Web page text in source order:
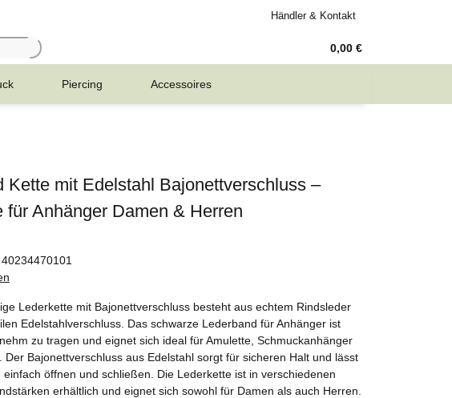
Händler & Kontakt
0,00 €
Piercing Accessoires
Kette mit Edelstahl Bajonettverschluss –
für Anhänger Damen & Herren
40234470101
Lederkette mit Bajonettverschluss besteht aus echtem Rindsleder
Edelstahlverschluss. Das schwarze Lederband für Anhänger ist
zu tragen und eignet sich ideal für Amulette, Schmuckanhänger
Der Bajonettverschluss aus Edelstahl sorgt für sicheren Halt und lässt
einfach öffnen und schließen. Die Lederkette ist in verschiedenen
erhältlich und eignet sich sowohl für Damen als auch Herren.